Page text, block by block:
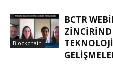
Blockchain
BCTR